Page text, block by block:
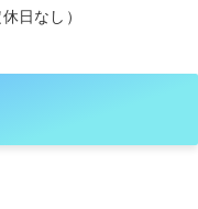
日なし）